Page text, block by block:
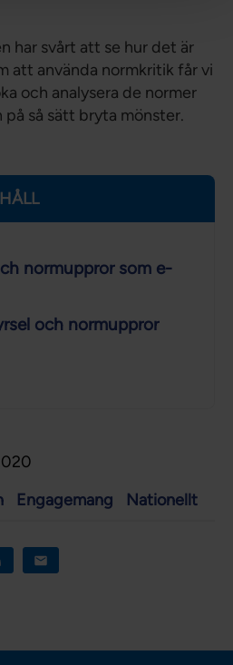
har svårt att se hur det är
att använda normkritik får vi
och analysera de normer
på så sätt bryta mönster.
normuppror som e-
och normuppror
Engagemang Nationellt